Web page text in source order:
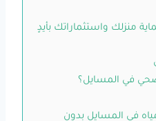
منزلك واستثماراتك بأيدٍ
في المسايل؟
في المسايل بدون